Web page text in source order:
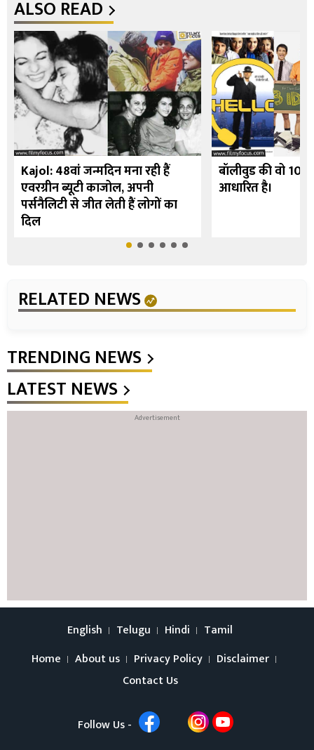
ALSO READ
Kajol: 48वां जन्मदिन मना रही हैं
एवरग्रीन ब्यूटी काजोल, अपनी
पर्सनैलिटी से जीत लेती हैं लोगों का
दिल
बॉलीवुड की वो 10
आधारित है।
RELATED NEWS
TRENDING NEWS
LATEST NEWS
English Telugu Hindi
Tamil
Home
About us Privacy Policy
Disclaimer
Contact Us
Follow Us -